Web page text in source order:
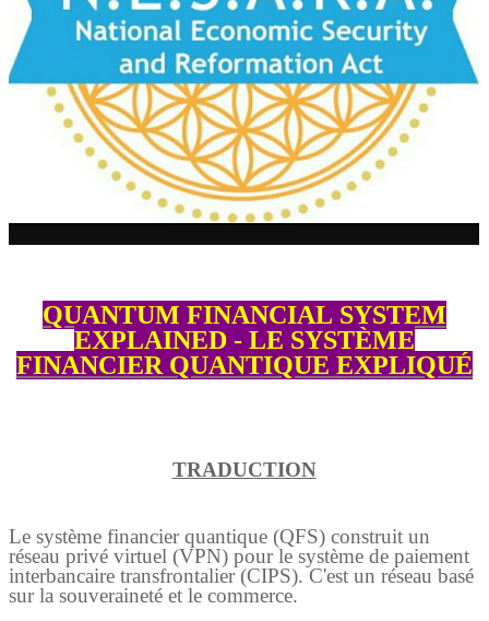
QUANTUM FINANCIAL SYSTEM
EXPLAINED - LE SYSTÈME
FINANCIER QUANTIQUE EXPLIQUÉ
TRADUCTION
Le système financier quantique (QFS) construit un
réseau privé virtuel (VPN) pour le système de paiement
interbancaire transfrontalier (CIPS). C'est un réseau basé
sur la souveraineté et le commerce.